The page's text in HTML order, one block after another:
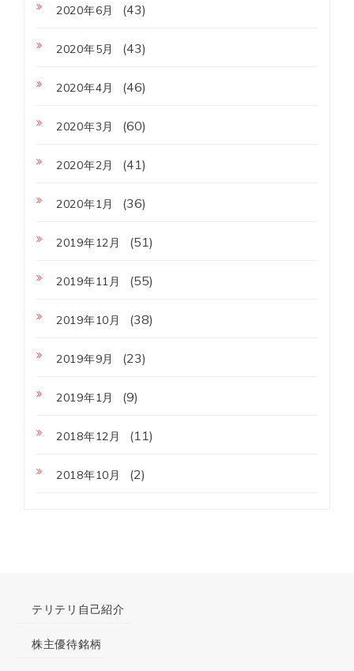
2020年6月 (43)
2020年5月 (43)
2020年4月 (46)
2020年3月 (60)
2020年2月 (41)
2020年1月 (36)
2019年12月 (51)
2019年11月 (55)
2019年10月 (38)
2019年9月 (23)
2019年1月 (9)
2018年12月 (11)
2018年10月 (2)
テリテリ自己紹介
株主優待銘柄